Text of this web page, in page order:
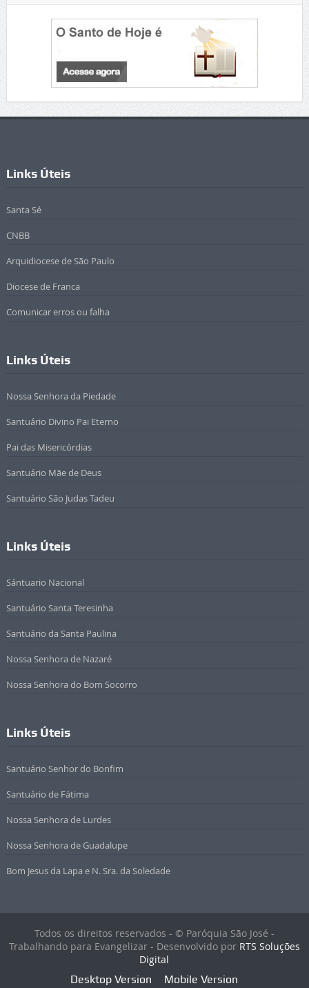
Links Úteis
Santa Sé
CNBB
Arquidiocese de São Paulo
Diocese de Franca
Comunicar erros ou falha
Links Úteis
Nossa Senhora da Piedade
Santuário Divino Pai Eterno
Pai das Misericórdias
Santuário Mãe de Deus
Santuário São Judas Tadeu
Links Úteis
Sántuario Nacional
Santuário Santa Teresinha
Santuário da Santa Paulina
Nossa Senhora de Nazaré
Nossa Senhora do Bom Socorro
Links Úteis
Santuário Senhor do Bonfim
Santuário de Fátima
Nossa Senhora de Lurdes
Nossa Senhora de Guadalupe
Bom Jesus da Lapa e N. Sra. da Soledade
Todos os direitos reservados - © Paróquia São José -
Trabalhando para Evangelizar - Desenvolvido por RTS Soluções
Digital
Desktop Version
Mobile Version